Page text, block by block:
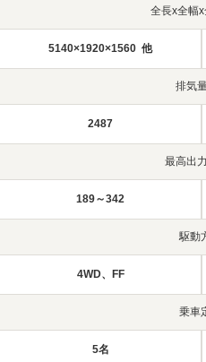
全長x全幅
5140×1920×1560 他
排気
2487
最高出
189～342
駆動
4WD、FF
乗車
5名